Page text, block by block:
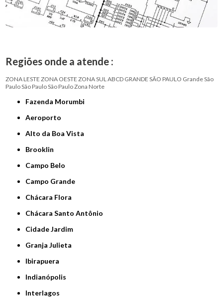
Regiões onde a atende :
ZONA LESTE ZONA OESTE ZONA SULABCD GRANDE SÃO PAULO Grande São
PauloSão PauloSão PauloZona Norte
Fazenda Morumbi
Aeroporto
Alto da Boa Vista
Brooklin
Campo Belo
Campo Grande
Chácara Flora
Chácara Santo Antônio
Cidade Jardim
Granja Julieta
Ibirapuera
Indianópolis
Interlagos